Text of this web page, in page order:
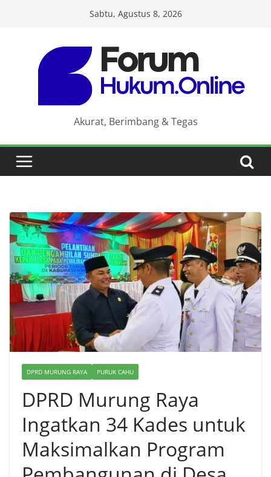
Sabtu, Agustus 8, 2026
Akurat, Berimbang & Tegas
DPRD MURUNG RAYA PURUK CAHU
DPRD Murung Raya
Ingatkan 34 Kades untuk
Maksimalkan Program